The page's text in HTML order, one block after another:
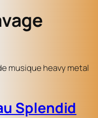
musique heavy metal
Splendid